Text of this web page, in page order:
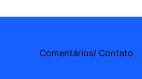
Comentários/ Contato